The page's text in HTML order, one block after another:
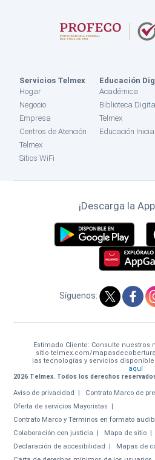
Servicios Telmex
Hogar
Negocio
Empresa
Centros de Atención
Telmex
Sitios WiFi
Educación
Académica
Biblioteca Digital
Telmex
Educación Inicial
¡Descarga la
Síguenos:
Estimado Cliente: Consulte nuestros
sitio telmex.com/
las tecnologías y servicios
aquí
2026 Telmex. Todos los derechos
Aviso de privacidad
Contrato Marco de
Oferta de servicios Mayoristas
Contrato Marco y Términos en formato
Colaboración con justicia
Mapa de sitio
Declaración de accesibilidad
Mapas de